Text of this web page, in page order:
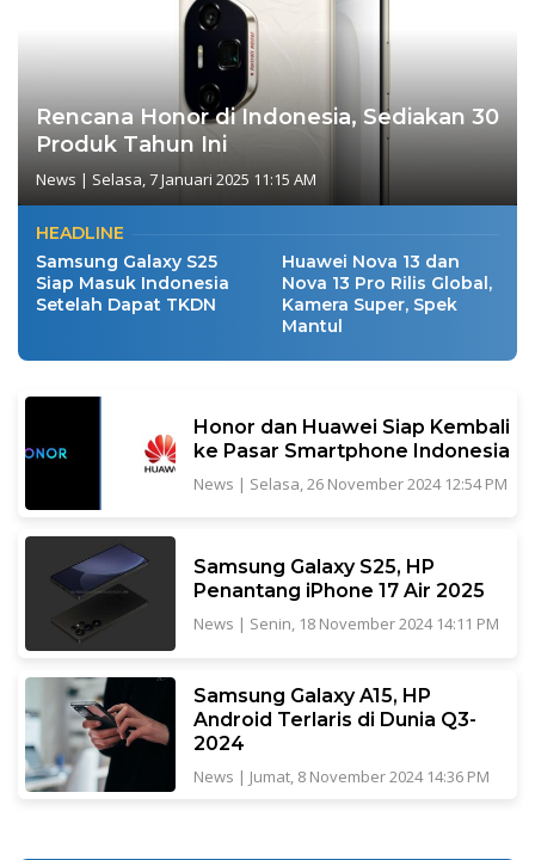
Rencana Honor di Indonesia, Sediakan 30
Produk Tahun Ini
News | Selasa, 7 Januari 2025 11:15 AM
HEADLINE
Samsung Galaxy S25
Siap Masuk Indonesia
Setelah Dapat TKDN
Huawei Nova 13 dan
Nova 13 Pro Rilis Global,
Kamera Super, Spek
Mantul
Honor dan Huawei Siap Kembali
ke Pasar Smartphone Indonesia
News | Selasa, 26 November 2024 12:54 PM
Samsung Galaxy S25, HP
Penantang iPhone 17 Air 2025
News | Senin, 18 November 2024 14:11 PM
Samsung Galaxy A15, HP
Android Terlaris di Dunia Q3-
2024
News | Jumat, 8 November 2024 14:36 PM